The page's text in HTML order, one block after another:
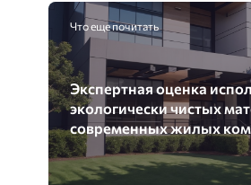
Что еще почитать
Экспертная оценка
экологически чистых
современных жилых